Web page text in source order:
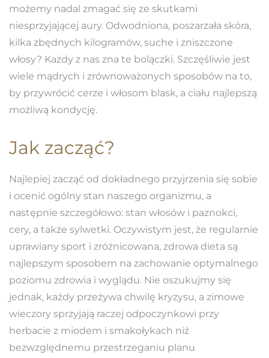
możemy nadal zmagać się ze skutkami
niesprzyjającej aury. Odwodniona, poszarzała skóra,
kilka zbędnych kilogramów, suche i zniszczone
włosy? Każdy z nas zna te bolączki. Szczęśliwie jest
wiele mądrych i zrównoważonych sposobów na to,
by przywrócić cerze i włosom blask, a ciału najlepszą
możliwą kondycję.
Jak zacząć?
Najlepiej zacząć od dokładnego przyjrzenia się sobie
i ocenić ogólny stan naszego organizmu, a
następnie szczegółowo: stan włosów i paznokci,
cery, a także sylwetki. Oczywistym jest, że regularnie
uprawiany sport i zróżnicowana, zdrowa dieta są
najlepszym sposobem na zachowanie optymalnego
poziomu zdrowia i wyglądu. Nie oszukujmy się
jednak, każdy przeżywa chwilę kryzysu, a zimowe
wieczory sprzyjają raczej odpoczynkowi przy
herbacie z miodem i smakołykach niż
bezwzględnemu przestrzeganiu planu